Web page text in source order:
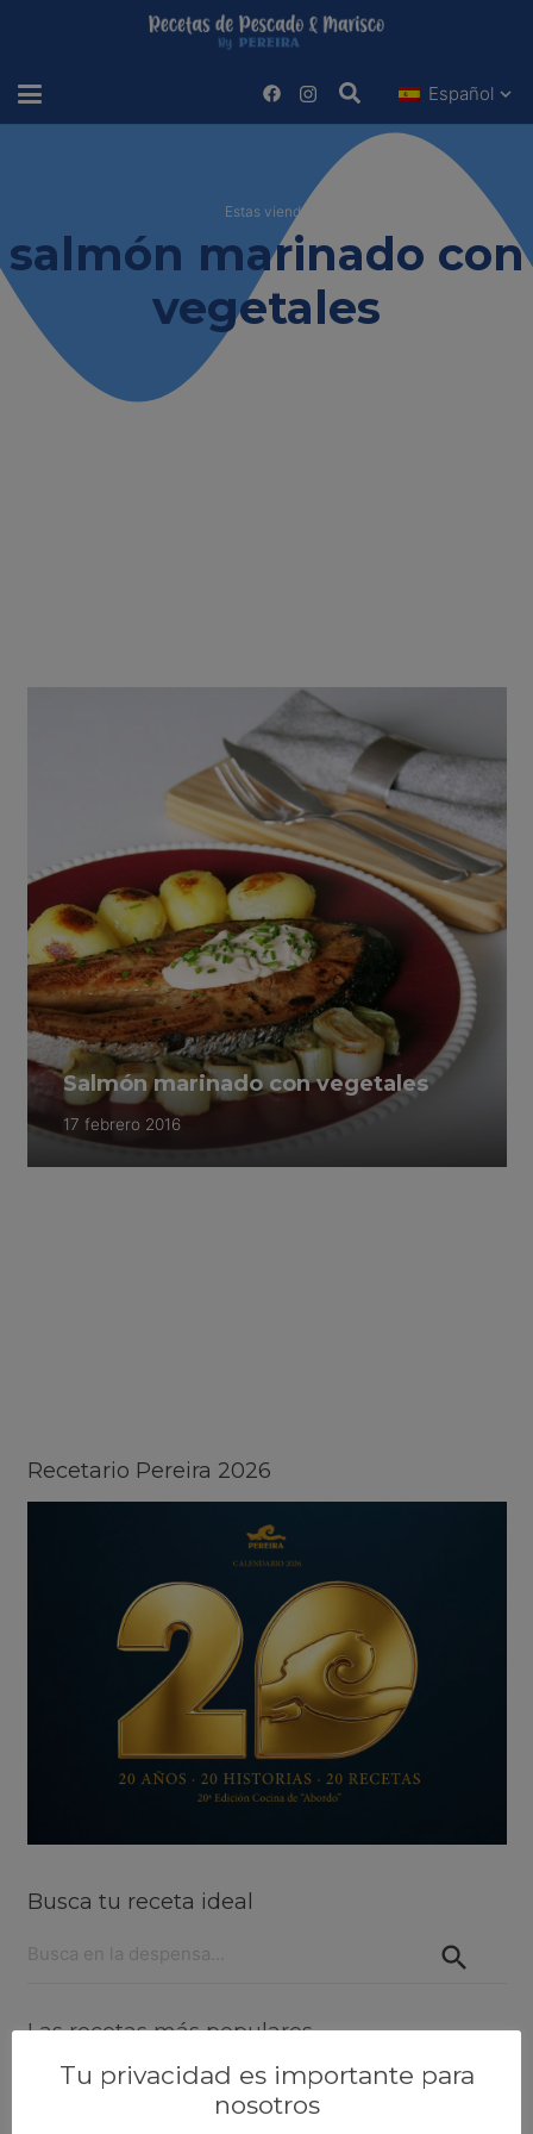
Español
Estas viendo
salmón marinado con
vegetales
Salmón marinado con vegetales
17 febrero 2016
Recetario Pereira 2026
Busca tu receta ideal
Las recetas más populares
Lenguado al horno con langostinos
Tu privacidad es importante para
nosotros